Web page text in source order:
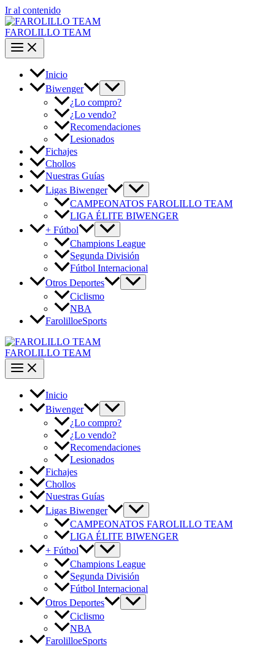
Ir al contenido
FAROLILLO TEAM
Inicio
Biwenger
¿Lo compro?
¿Lo vendo?
Recomendaciones
Lesionados
Fichajes
Chollos
Nuestras Guías
Ligas Biwenger
CAMPEONATOS FAROLILLO TEAM
LIGA ÉLITE BIWENGER
+ Fútbol
Champions League
Segunda División
Fútbol Internacional
Otros Deportes
Ciclismo
NBA
FarolilloeSports
FAROLILLO TEAM
Inicio
Biwenger
¿Lo compro?
¿Lo vendo?
Recomendaciones
Lesionados
Fichajes
Chollos
Nuestras Guías
Ligas Biwenger
CAMPEONATOS FAROLILLO TEAM
LIGA ÉLITE BIWENGER
+ Fútbol
Champions League
Segunda División
Fútbol Internacional
Otros Deportes
Ciclismo
NBA
FarolilloeSports